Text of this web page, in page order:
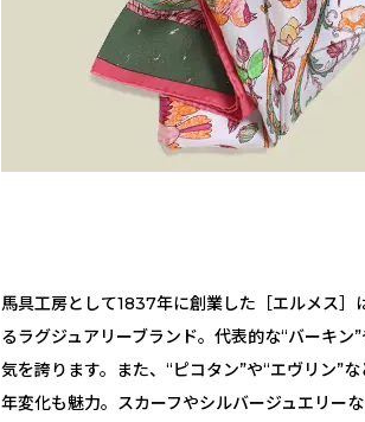
馬具工房として1837年に創業した［エルメス
るラグジュアリーブランド。代表的な“バーキ
気を誇ります。また、“ピコタン”や“エヴリン”
年変化も魅力。スカーフやシルバージュエリー